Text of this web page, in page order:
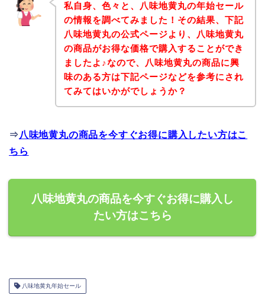
私自身、色々と、八味地黄丸の年始セール
の情報を調べてみました！その結果、下記
八味地黄丸の公式ページより、八味地黄丸
の商品がお得な価格で購入することができ
ましたよ♪なので、八味地黄丸の商品に興
味のある方は下記ページなどを参考にされ
てみてはいかがでしょうか？
⇒ 八味地黄丸の商品を今すぐお得に購入したい方はこ
ちら
八味地黄丸の商品を今すぐお得に購入し
たい方はこちら
八味地黄丸年始セール